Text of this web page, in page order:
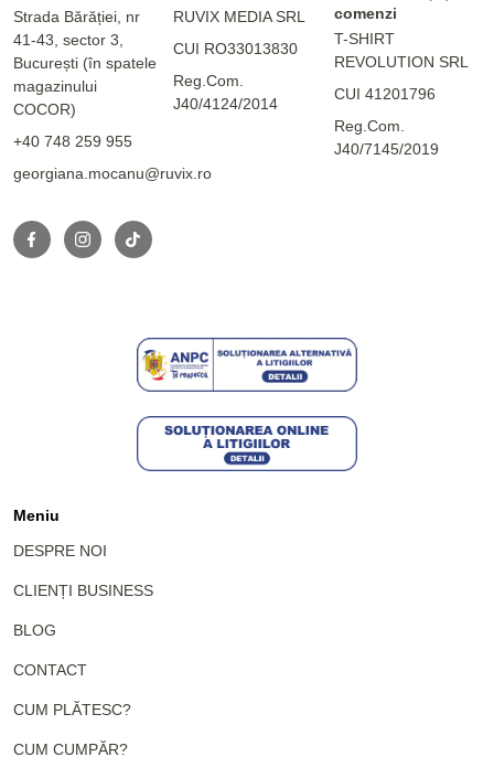
Strada Bărăției, nr
41-43, sector 3,
București (în spatele
magazinului
COCOR)
+40 748 259 955
georgiana.mocanu@ruvix.ro
RUVIX MEDIA SRL
CUI RO33013830
Reg.Com.
J40/4124/2014
comenzi
T-SHIRT
REVOLUTION SRL
CUI 41201796
Reg.Com.
J40/7145/2019
Meniu
DESPRE NOI
CLIENȚI BUSINESS
BLOG
CONTACT
CUM PLĂTESC?
CUM CUMPĂR?